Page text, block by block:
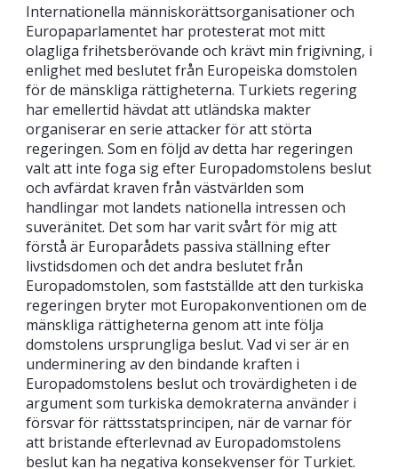
Internationella människorättsorganisationer och
Europaparlamentet har protesterat mot mitt
olagliga frihetsberövande och krävt min frigivning, i
enlighet med beslutet från Europeiska domstolen
för de mänskliga rättigheterna. Turkiets regering
har emellertid hävdat att utländska makter
organiserar en serie attacker för att störta
regeringen. Som en följd av detta har regeringen
valt att inte foga sig efter Europadomstolens beslut
och avfärdat kraven från västvärlden som
handlingar mot landets nationella intressen och
suveränitet. Det som har varit svårt för mig att
förstå är Europarådets passiva ställning efter
livstidsdomen och det andra beslutet från
Europadomstolen, som fastställde att den turkiska
regeringen bryter mot Europakonventionen om de
mänskliga rättigheterna genom att inte följa
domstolens ursprungliga beslut. Vad vi ser är en
underminering av den bindande kraften i
Europadomstolens beslut och trovärdigheten i de
argument som turkiska demokraterna använder i
försvar för rättsstatsprincipen, när de varnar för
att bristande efterlevnad av Europadomstolens
beslut kan ha negativa konsekvenser för Turkiet.